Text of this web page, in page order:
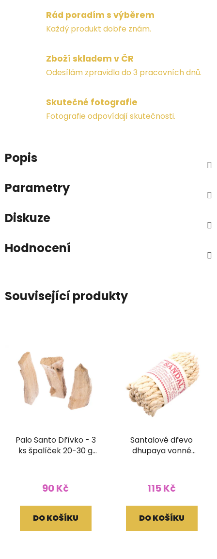
Rád poradím s výběrem
Každý produkt dobře znám.
Zboží skladem v ČR
Odesílám zpravidla do 3 pracovních dnů.
Skutečné fotografie
Fotografie odpovídají skutečnosti.
Popis
Parametry
Diskuze
Hodnocení
Související produkty
Palo Santo Dřívko - 3
ks špalíček 20-30 g
90 Kč
DO KOŠÍKU
Santalové dřevo
dhupaya vonné
115 Kč
DO KOŠÍKU